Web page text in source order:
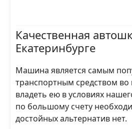
Качественная
Екатеринбурге
Машина является самым
транспортным средством
владеть ею в условиях
по большому счету
достойных альтернатив нет.